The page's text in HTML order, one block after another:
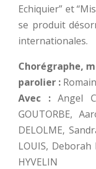
Echiquier” et
se produit
internationales.
Chorégraphe,
parolier :
Avec :Angel
GOUTORBE,
DELOLME,
LOUIS, Deborah
HYVELIN